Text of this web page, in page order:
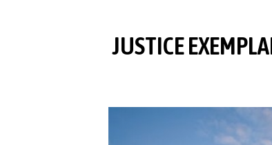
JUSTICE